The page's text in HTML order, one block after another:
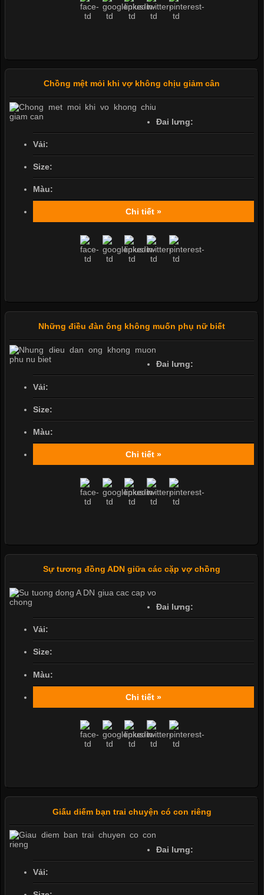
Chồng mệt mỏi khi vợ không chịu giảm cân
Đai lưng:
Vải:
Size:
Màu:
Chi tiết »
Những điều đàn ông không muốn phụ nữ biết
Đai lưng:
Vải:
Size:
Màu:
Chi tiết »
Sự tương đồng ADN giữa các cặp vợ chồng
Đai lưng:
Vải:
Size:
Màu:
Chi tiết »
Giấu diếm bạn trai chuyện có con riêng
Đai lưng:
Vải: